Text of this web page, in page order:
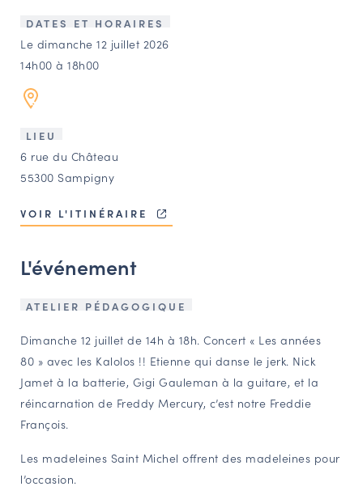
CONTACT
Agenda
Annuaire
Ressources
OFFRES D’EMPLOI ET DE STAGE
OUTILS EN LIGNE
Espace acteurs
NAVIGATION FILTRÉE « ACTEURS »
Comité d'Histoire Régionale
DATES ET HORAIRES
Le dimanche 12 juillet 2026
14h00 à 18h00
LIEU
6 rue du Château
55300 Sampigny
VOIR L'ITINÉRAIRE
L'événement
ATELIER PÉDAGOGIQUE
Dimanche 12 juillet de 14h à 18h. Concert « Les années
80 » avec les Kalolos !! Etienne qui danse le jerk. Nick
Jamet à la batterie, Gigi Gauleman à la guitare, et la
réincarnation de Freddy Mercury, c’est notre Freddie
François.
Les madeleines Saint Michel offrent des madeleines pour
l’occasion.